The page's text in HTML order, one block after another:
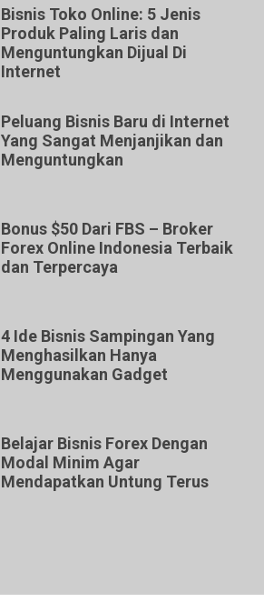
Bisnis Toko Online: 5 Jenis
Produk Paling Laris dan
Menguntungkan Dijual Di
Internet
Peluang Bisnis Baru di Internet
Yang Sangat Menjanjikan dan
Menguntungkan
Bonus $50 Dari FBS – Broker
Forex Online Indonesia Terbaik
dan Terpercaya
4 Ide Bisnis Sampingan Yang
Menghasilkan Hanya
Menggunakan Gadget
Belajar Bisnis Forex Dengan
Modal Minim Agar
Mendapatkan Untung Terus